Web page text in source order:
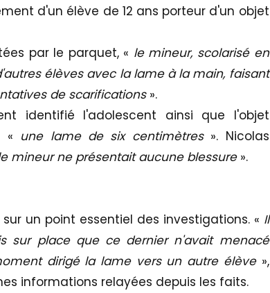
d'un élève de 12 ans porteur d'un objet
par le parquet, « le mineur, scolarisé en
élèves avec la lame à la main, faisant
de scarifications».
identifié l'adolescent ainsi que l'objet
« une lame de six centimètres». Nicolas
mineur ne présentait aucune blessure ».
un point essentiel des investigations. « Il
sur place que ce dernier n'avait menacé
dirigé la lame vers un autre élève »,
informations relayées depuis les faits.